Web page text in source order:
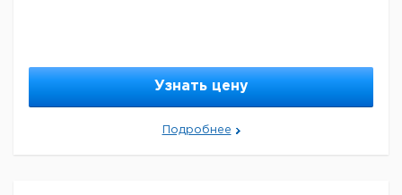
Узнать цену
Подробнее